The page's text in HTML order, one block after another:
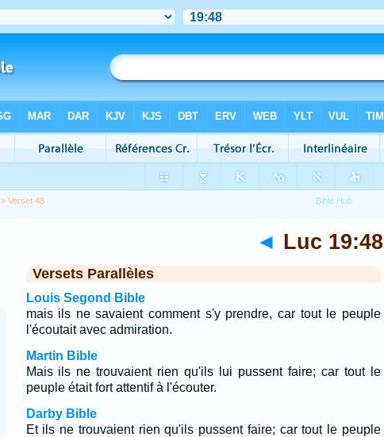
> Verset 48
◄ Luc 19:48
Versets Parallèles
Louis Segond Bible
mais ils ne savaient comment s'y prendre, car tout le peuple
l'écoutait avec admiration.
Martin Bible
Mais ils ne trouvaient rien qu'ils lui pussent faire; car tout le
peuple était fort attentif à l'écouter.
Darby Bible
Et ils ne trouvaient rien qu'ils pussent faire; car tout le peuple